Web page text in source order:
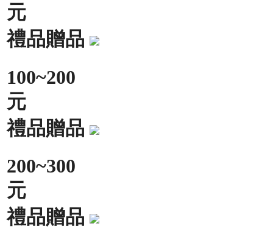
元
禮品贈品
100~200
元
禮品贈品
200~300
元
禮品贈品